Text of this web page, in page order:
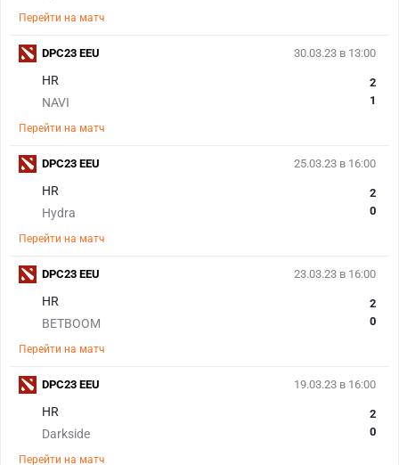
Перейти на матч
30.03.23 в 13:00
HR
NAVI
2
1
Перейти на матч
DPC23 EEU
25.03.23 в 16:00
HR
Hydra
2
0
Перейти на матч
DPC23 EEU
23.03.23 в 16:00
HR
BETBOOM
2
0
Перейти на матч
DPC23 EEU
19.03.23 в 16:00
HR
Darkside
2
0
Перейти на матч
DPC23 EEU